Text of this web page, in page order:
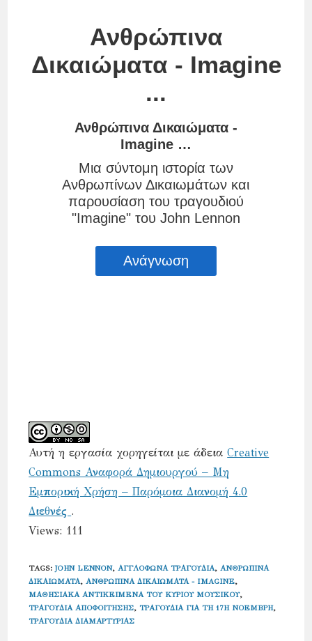
Αυτή η εργασία χορηγείται με άδειαCreative
Commons Αναφορά Δημιουργού – Μη
Εμπορική Χρήση – Παρόμοια Διανομή 4.0
Διεθνές .
Views: 111
TAGS:JOHN LENNON, ΑΓΓΛΌΦΩΝΑ ΤΡΑΓΟΎΔΙΑ, ΑΝΘΡΏΠΙΝΑ
ΔΙΚΑΙΏΜΑΤΑ, ΑΝΘΡΏΠΙΝΑ ΔΙΚΑΙΏΜΑΤΑ - IMAGINE,
ΜΑΘΗΣΙΑΚΆ ΑΝΤΙΚΕΊΜΕΝΑ ΤΟΥ ΚΎΡΙΟΥ ΜΟΥΣΙΚΟΎ,
ΤΡΑΓΟΎΔΙΑ ΑΠΟΦΟΊΤΗΣΗΣ, ΤΡΑΓΟΎΔΙΑ ΓΙΑ ΤΗ 17Η ΝΟΈΜΒΡΗ,
ΤΡΑΓΟΎΔΙΑ ΔΙΑΜΑΡΤΥΡΊΑΣ